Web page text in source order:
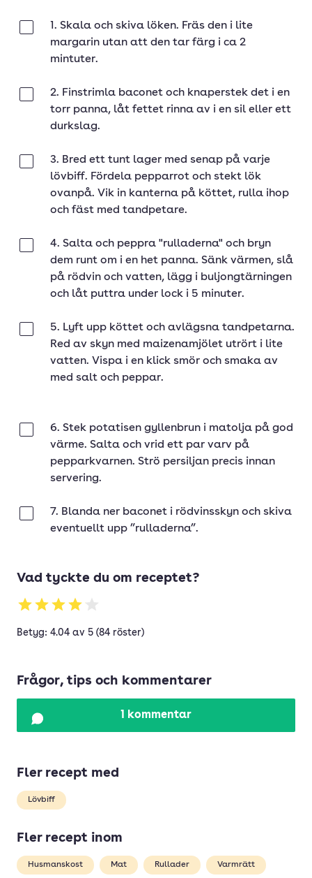
1. Skala och skiva löken. Fräs den i lite
margarin utan att den tar färg i ca 2
mintuter.
2. Finstrimla baconet och knaperstek det i en
torr panna, låt fettet rinna av i en sil eller ett
durkslag.
3. Bred ett tunt lager med senap på varje
lövbiff. Fördela pepparrot och stekt lök
ovanpå. Vik in kanterna på köttet, rulla ihop
och fäst med tandpetare.
4. Salta och peppra "rulladerna" och bryn
dem runt om i en het panna. Sänk värmen, slå
på rödvin och vatten, lägg i buljongtärningen
och låt puttra under lock i 5 minuter.
5. Lyft upp köttet och avlägsna tandpetarna.
Red av skyn med maizenamjölet utrört i lite
vatten. Vispa i en klick smör och smaka av
med salt och peppar.
6. Stek potatisen gyllenbrun i matolja på god
värme. Salta och vrid ett par varv på
pepparkvarnen. Strö persiljan precis innan
servering.
7. Blanda ner baconet i rödvinsskyn och skiva
eventuellt upp ”rulladerna”.
Vad tyckte du om receptet?
Betyg: 4.04 av 5 (84 röster)
Frågor, tips och kommentarer
1 kommentar
Fler recept med
Lövbiff
Fler recept inom
Husmanskost Mat Rullader Varmrätt